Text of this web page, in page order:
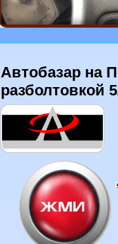
Автобазар на
разболтовкой